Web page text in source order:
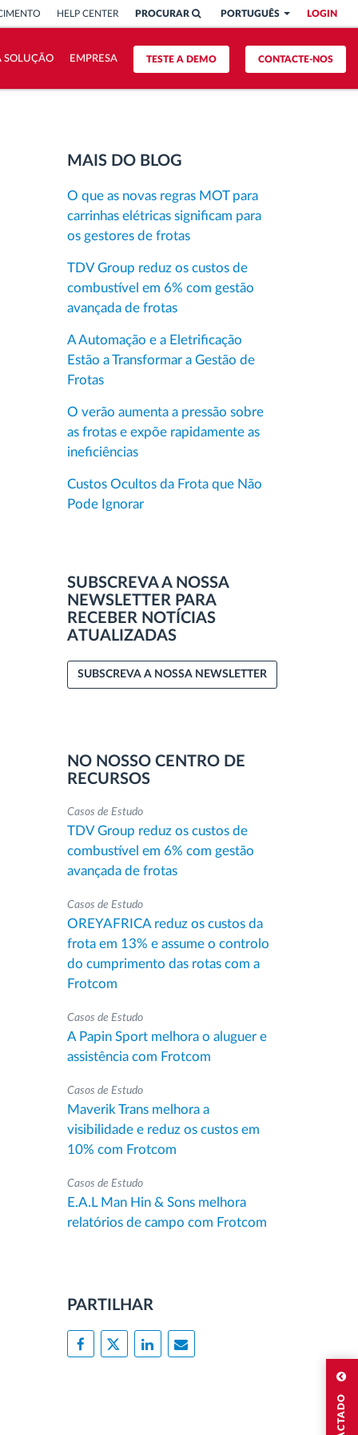
LOGIN
PORTUGUÊS
PROCURAR
HELP CENTER
CONTACTE-NOS
TESTE A DEMO
SOLUÇÃO EMPRESA
MAIS DO BLOG
O que as novas regras MOT para
carrinhas elétricas significam para
os gestores de frotas
TDV Group reduz os custos de
combustível em 6% com gestão
avançada de frotas
A Automação e a Eletrificação
Estão a Transformar a Gestão de
Frotas
O verão aumenta a pressão sobre
as frotas e expõe rapidamente as
ineficiências
Custos Ocultos da Frota que Não
Pode Ignorar
SUBSCREVA A NOSSA
NEWSLETTER PARA
RECEBER NOTÍCIAS
ATUALIZADAS
SUBSCREVA A NOSSA NEWSLETTER
NO NOSSO CENTRO DE
RECURSOS
Casos de Estudo
TDV Group reduz os custos de
combustível em 6% com gestão
avançada de frotas
Casos de Estudo
OREYAFRICA reduz os custos da
frota em 13% e assume o controlo
do cumprimento das rotas com a
Frotcom
Casos de Estudo
A Papin Sport melhora o aluguer e
assistência com Frotcom
Casos de Estudo
Maverik Trans melhora a
visibilidade e reduz os custos em
10% com Frotcom
Casos de Estudo
E.A.L Man Hin & Sons melhora
relatórios de campo com Frotcom
PARTILHAR